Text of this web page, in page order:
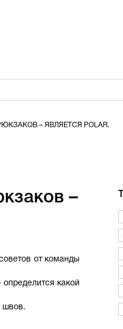
– ЯВЛЯЕТСЯ POLAR.
–
от команды
какой
швов.